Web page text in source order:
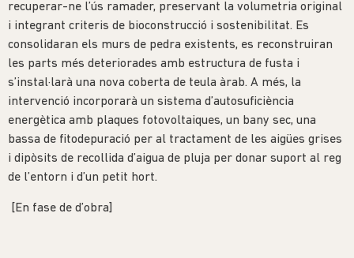
recuperar-ne l’ús ramader, preservant la volumetria original
i integrant criteris de bioconstrucció i sostenibilitat. Es
consolidaran els murs de pedra existents, es reconstruiran
les parts més deteriorades amb estructura de fusta i
s’instal·larà una nova coberta de teula àrab. A més, la
intervenció incorporarà un sistema d’autosuficiència
energètica amb plaques fotovoltaiques, un bany sec, una
bassa de fitodepuració per al tractament de les aigües grises
i dipòsits de recollida d’aigua de pluja per donar suport al reg
de l’entorn i d’un petit hort.
[En fase de d’obra]